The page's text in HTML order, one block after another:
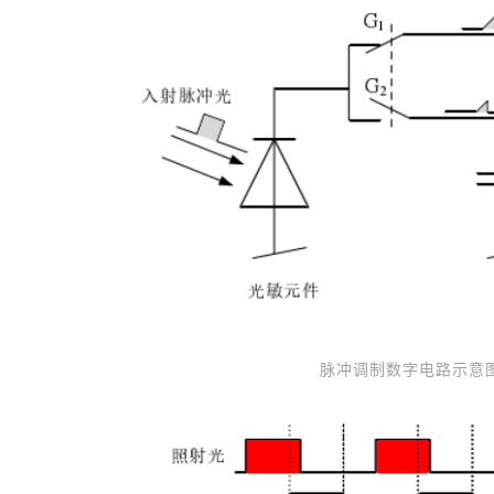
脉冲调制数字电路示意